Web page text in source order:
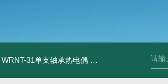
WRNT-31单支轴承热电偶 WZP-731套管式热电阻